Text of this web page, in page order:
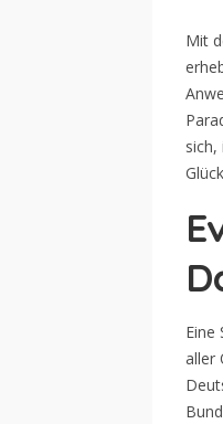
Mit
Eine
aller